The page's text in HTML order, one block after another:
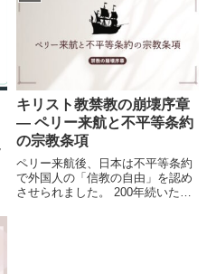
キリスト教禁教の崩壊序章
― ペリー来航と不平等条約
の宗教条項
ペリー来航後、日本は不平等条約
で外国人の「信教の自由」を認め
させられました。 200年続いたキ